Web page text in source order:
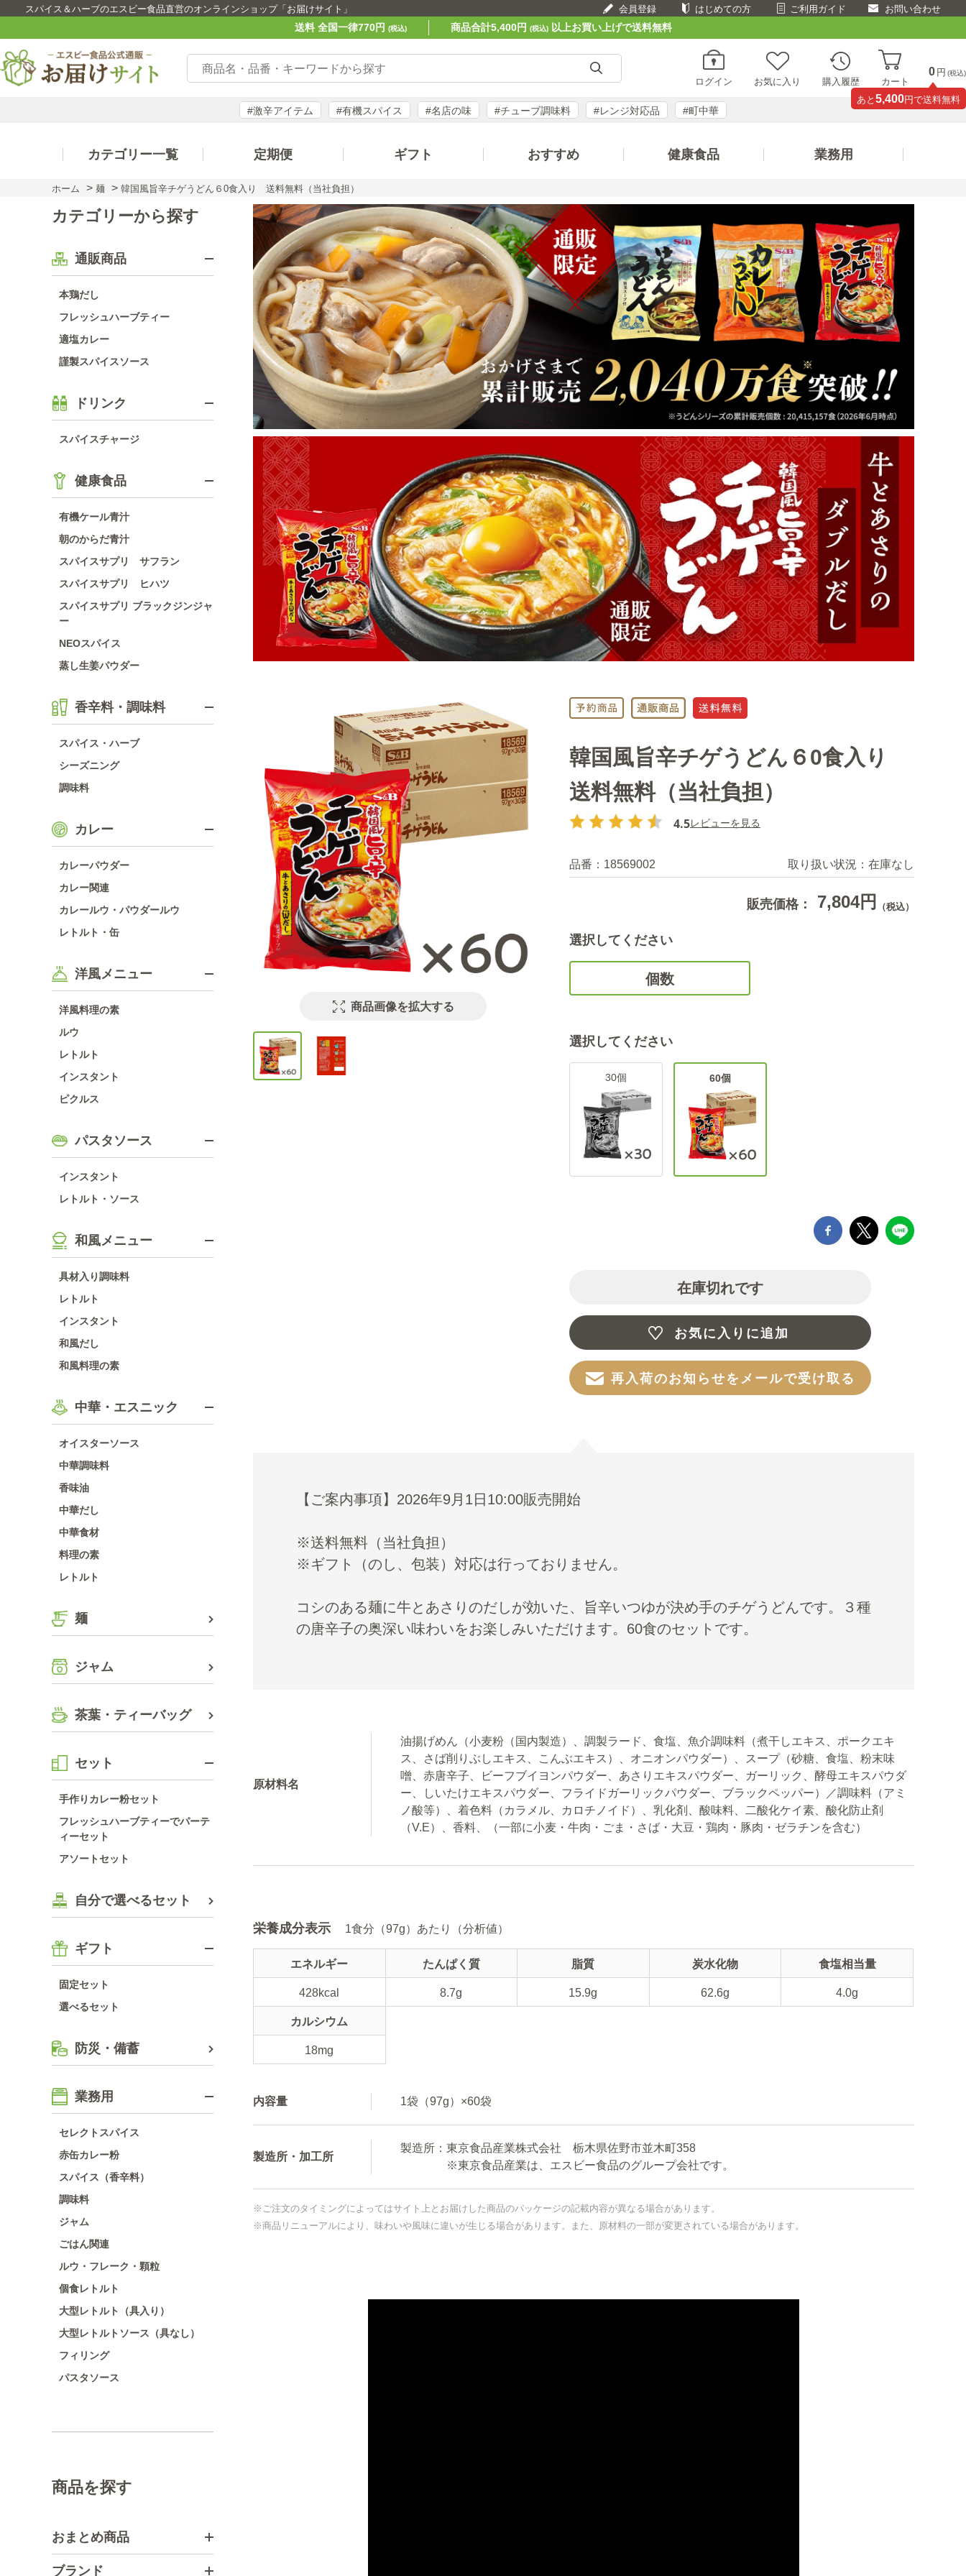
スパイス＆ハーブのエスビー食品直営のオンラインショップ「お届けサイト」 会員登録 はじめての方 ご利用ガイド お問い合わせ
送料 全国一律770円 (税込) 商品合計5,400円 (税込)以上お買い上げで送料無料
ログイン お気に入り 購入履歴 カート
0 円 (税込)
あと 5,400円で送料無料
#激辛アイテム #有機スパイス #名店の味 #チューブ調味料 #レンジ対応品 #町中華
カテゴリー一覧 定期便 ギフト おすすめ 健康食品 業務用
ホーム > 麺 > 韓国風旨辛チゲうどん６0食入り 送料無料（当社負担）
カテゴリーから探す
通販商品
本鶏だし
フレッシュハーブティー
適塩カレー
謹製スパイスソース
ドリンク
スパイスチャージ
健康食品
有機ケール青汁
朝のからだ青汁
スパイスサプリ サフラン
スパイスサプリ ヒハツ
スパイスサプリ ブラックジンジャ
ー
NEOスパイス
蒸し生姜パウダー
香辛料・調味料
スパイス・ハーブ
シーズニング
調味料
カレー
カレーパウダー
カレー関連
カレールウ・パウダールウ
レトルト・缶
洋風メニュー
洋風料理の素
ルウ
レトルト
インスタント
ピクルス
パスタソース
インスタント
レトルト・ソース
和風メニュー
具材入り調味料
レトルト
インスタント
和風だし
和風料理の素
中華・エスニック
オイスターソース
中華調味料
香味油
中華だし
中華食材
料理の素
レトルト
麺
ジャム
茶葉・ティーバッグ
セット
手作りカレー粉セット
フレッシュハーブティーでパーテ
ィーセット
アソートセット
自分で選べるセット
ギフト
固定セット
選べるセット
防災・備蓄
業務用
セレクトスパイス
赤缶カレー粉
スパイス（香辛料）
調味料
ジャム
ごはん関連
ルウ・フレーク・顆粒
個食レトルト
大型レトルト（具入り）
大型レトルトソース（具なし）
フィリング
パスタソース
商品を探す
おまとめ商品
ブランド
商品画像を拡大する
韓国風旨辛チゲうどん６0食入り
送料無料（当社負担）
4.5レビューを見る
品番： 18569002 取り扱い状況： 在庫なし
販売価格： 7,804円 （税込）
選択してください
個数
選択してください
30個 60個
在庫切れです
再入荷のお知らせをメールで受け取る
お気に入りに追加
【ご案内事項】2026年9月1日10:00販売開始
※送料無料（当社負担）
※ギフト（のし、包装）対応は行っておりません。
コシのある麺に牛とあさりのだしが効いた、旨辛いつゆが決め手のチゲうどんです。３種
の唐辛子の奥深い味わいをお楽しみいただけます。60食のセットです。
原材料名
油揚げめん（小麦粉（国内製造）、調製ラード、食塩、魚介調味料（煮干しエキス、ポークエキ
ス、さば削りぶしエキス、こんぶエキス）、オニオンパウダー）、スープ（砂糖、食塩、粉末味
噌、赤唐辛子、ビーフブイヨンパウダー、あさりエキスパウダー、ガーリック、酵母エキスパウダ
ー、しいたけエキスパウダー、フライドガーリックパウダー、ブラックペッパー）／調味料（アミ
ノ酸等）、着色料（カラメル、カロチノイド）、乳化剤、酸味料、二酸化ケイ素、酸化防止剤
（V.E）、香料、（一部に小麦・牛肉・ごま・さば・大豆・鶏肉・豚肉・ゼラチンを含む）
栄養成分表示 1食分（97g）あたり（分析値）
エネルギー
428kcal
たんぱく質
8.7g
脂質
15.9g
炭水化物
62.6g
食塩相当量
4.0g
カルシウム
18mg
内容量 1袋（97g）×60袋
製造所・加工所
製造所：東京食品産業株式会社 栃木県佐野市並木町358
※東京食品産業は、エスビー食品のグループ会社です。
※ご注文のタイミングによってはサイト上とお届けした商品のパッケージの記載内容が異なる場合があります。
※商品リニューアルにより、味わいや風味に違いが生じる場合があります。また、原材料の一部が変更されている場合があります。